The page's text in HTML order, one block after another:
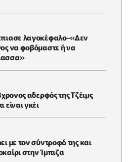
λαγοκέφαλο-«Δεν
να φοβόμαστε ή να
αδερφός της Τζέιμς
είναι γκέι
με τον σύντροφό της και
στην Ίμπιζα